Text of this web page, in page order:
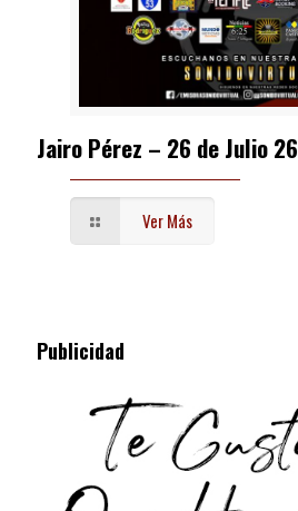
Jairo Pérez – 26 de Julio 26
Ver Más
Publicidad